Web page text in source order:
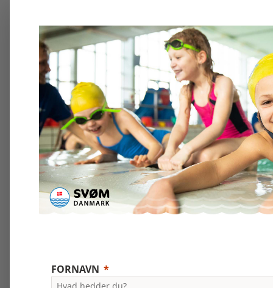
FORNAVN